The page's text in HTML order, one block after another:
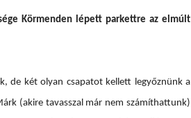
Körmenden lépett parkettre az elmúlt
de két olyan csapatot kellett legyőznünk a
(akire tavasszal már nem számíthattunk)